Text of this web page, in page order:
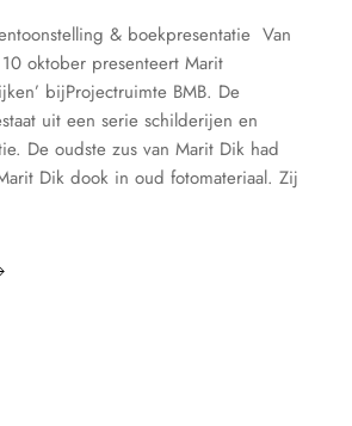
& boekpresentatie Van
oktober presenteert Marit
bijProjectruimte BMB. De
uit een serie schilderijen en
De oudste zus van Marit Dik had
Dik dook in oud fotomateriaal. Zij